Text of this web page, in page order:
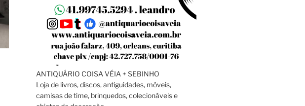
ANTIQUÁRIO COISA VÉIA + SEBINHO
Loja de livros, discos, antiguidades, móveis,
camisas de time, brinquedos, colecionáveis e